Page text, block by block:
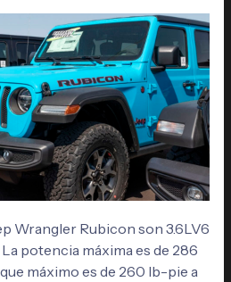
Wrangler Rubicon son 3.6LV6
potencia máxima es de 286
máximo es de 260 lb-pie a